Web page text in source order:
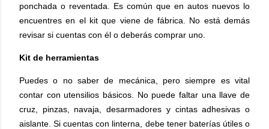
ponchada o reventada. Es común que en autos nuevos lo
encuentres en el kit que viene de fábrica. No está demás
revisar si cuentas con él o deberás comprar uno.
Kit de herramientas
Puedes o no saber de mecánica, pero siempre es vital
contar con utensilios básicos. No puede faltar una llave de
cruz, pinzas, navaja, desarmadores y cintas adhesivas o
aislante. Si cuentas con linterna, debe tener baterías útiles o